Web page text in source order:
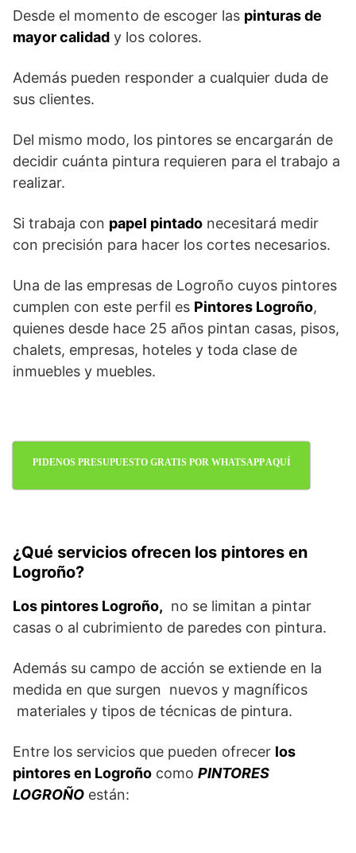
Desde el momento de escoger las pinturas de
mayor calidad y los colores.
Además pueden responder a cualquier duda de
sus clientes.
Del mismo modo, los pintores se encargarán de
decidir cuánta pintura requieren para el trabajo a
realizar.
Si trabaja con papel pintado necesitará medir
con precisión para hacer los cortes necesarios.
Una de las empresas de Logroño cuyos pintores
cumplen con este perfil es Pintores Logroño,
quienes desde hace 25 años pintan casas, pisos,
chalets, empresas, hoteles y toda clase de
inmuebles y muebles.
PIDENOS PRESUPUESTO GRATIS POR WHATSAPP AQUÍ
¿Qué servicios ofrecen los pintores en
Logroño?
Los pintores Logroño, no se limitan a pintar
casas o al cubrimiento de paredes con pintura.
Además su campo de acción se extiende en la
medida en que surgen nuevos y magníficos
materiales y tipos de técnicas de pintura.
Entre los servicios que pueden ofrecer los
pintores en Logroño como PINTORES
LOGROÑO están: